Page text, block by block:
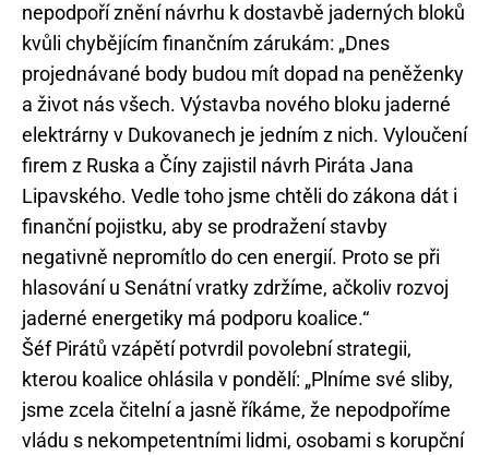
nepodpoří znění návrhu k dostavbě jaderných bloků
kvůli chybějícím finančním zárukám: „Dnes
projednávané body budou mít dopad na peněženky
a život nás všech. Výstavba nového bloku jaderné
elektrárny v Dukovanech je jedním z nich. Vyloučení
firem z Ruska a Číny zajistil návrh Piráta Jana
Lipavského. Vedle toho jsme chtěli do zákona dát i
finanční pojistku, aby se prodražení stavby
negativně nepromítlo do cen energií. Proto se při
hlasování u Senátní vratky zdržíme, ačkoliv rozvoj
jaderné energetiky má podporu koalice.“
Šéf Pirátů vzápětí potvrdil povolební strategii,
kterou koalice ohlásila v pondělí: „Plníme své sliby,
jsme zcela čitelní a jasně říkáme, že nepodpoříme
vládu s nekompetentními lidmi, osobami s korupční